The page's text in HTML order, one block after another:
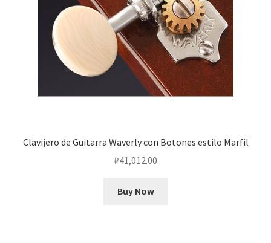
Clavijero de Guitarra Waverly con Botones estilo Marfil
₽41,012.00
Buy Now